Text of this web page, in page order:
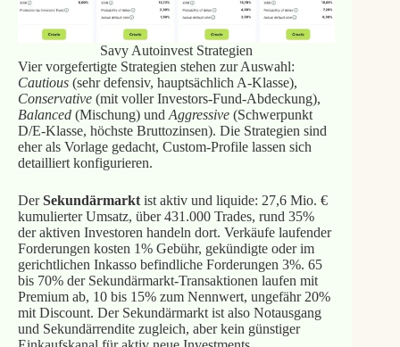
Savy Autoinvest Strategien
Vier vorgefertigte Strategien stehen zur Auswahl:
Cautious(sehr defensiv, hauptsächlich A-Klasse),
Conservative(mit voller Investors-Fund-Abdeckung),
Balanced(Mischung) und Aggressive(Schwerpunkt
D/E-Klasse, höchste Bruttozinsen). Die Strategien sind
eher als Vorlage gedacht, Custom-Profile lassen sich
detailliert konfigurieren.
DerSekundärmarktist aktiv und liquide: 27,6 Mio. €
kumulierter Umsatz, über 431.000 Trades, rund 35%
der aktiven Investoren handeln dort. Verkäufe laufender
Forderungen kosten 1% Gebühr, gekündigte oder im
gerichtlichen Inkasso befindliche Forderungen 3%. 65
bis 70% der Sekundärmarkt-Transaktionen laufen mit
Premium ab, 10 bis 15% zum Nennwert, ungefähr 20%
mit Discount. Der Sekundärmarkt ist also Notausgang
und Sekundärrendite zugleich, aber kein günstiger